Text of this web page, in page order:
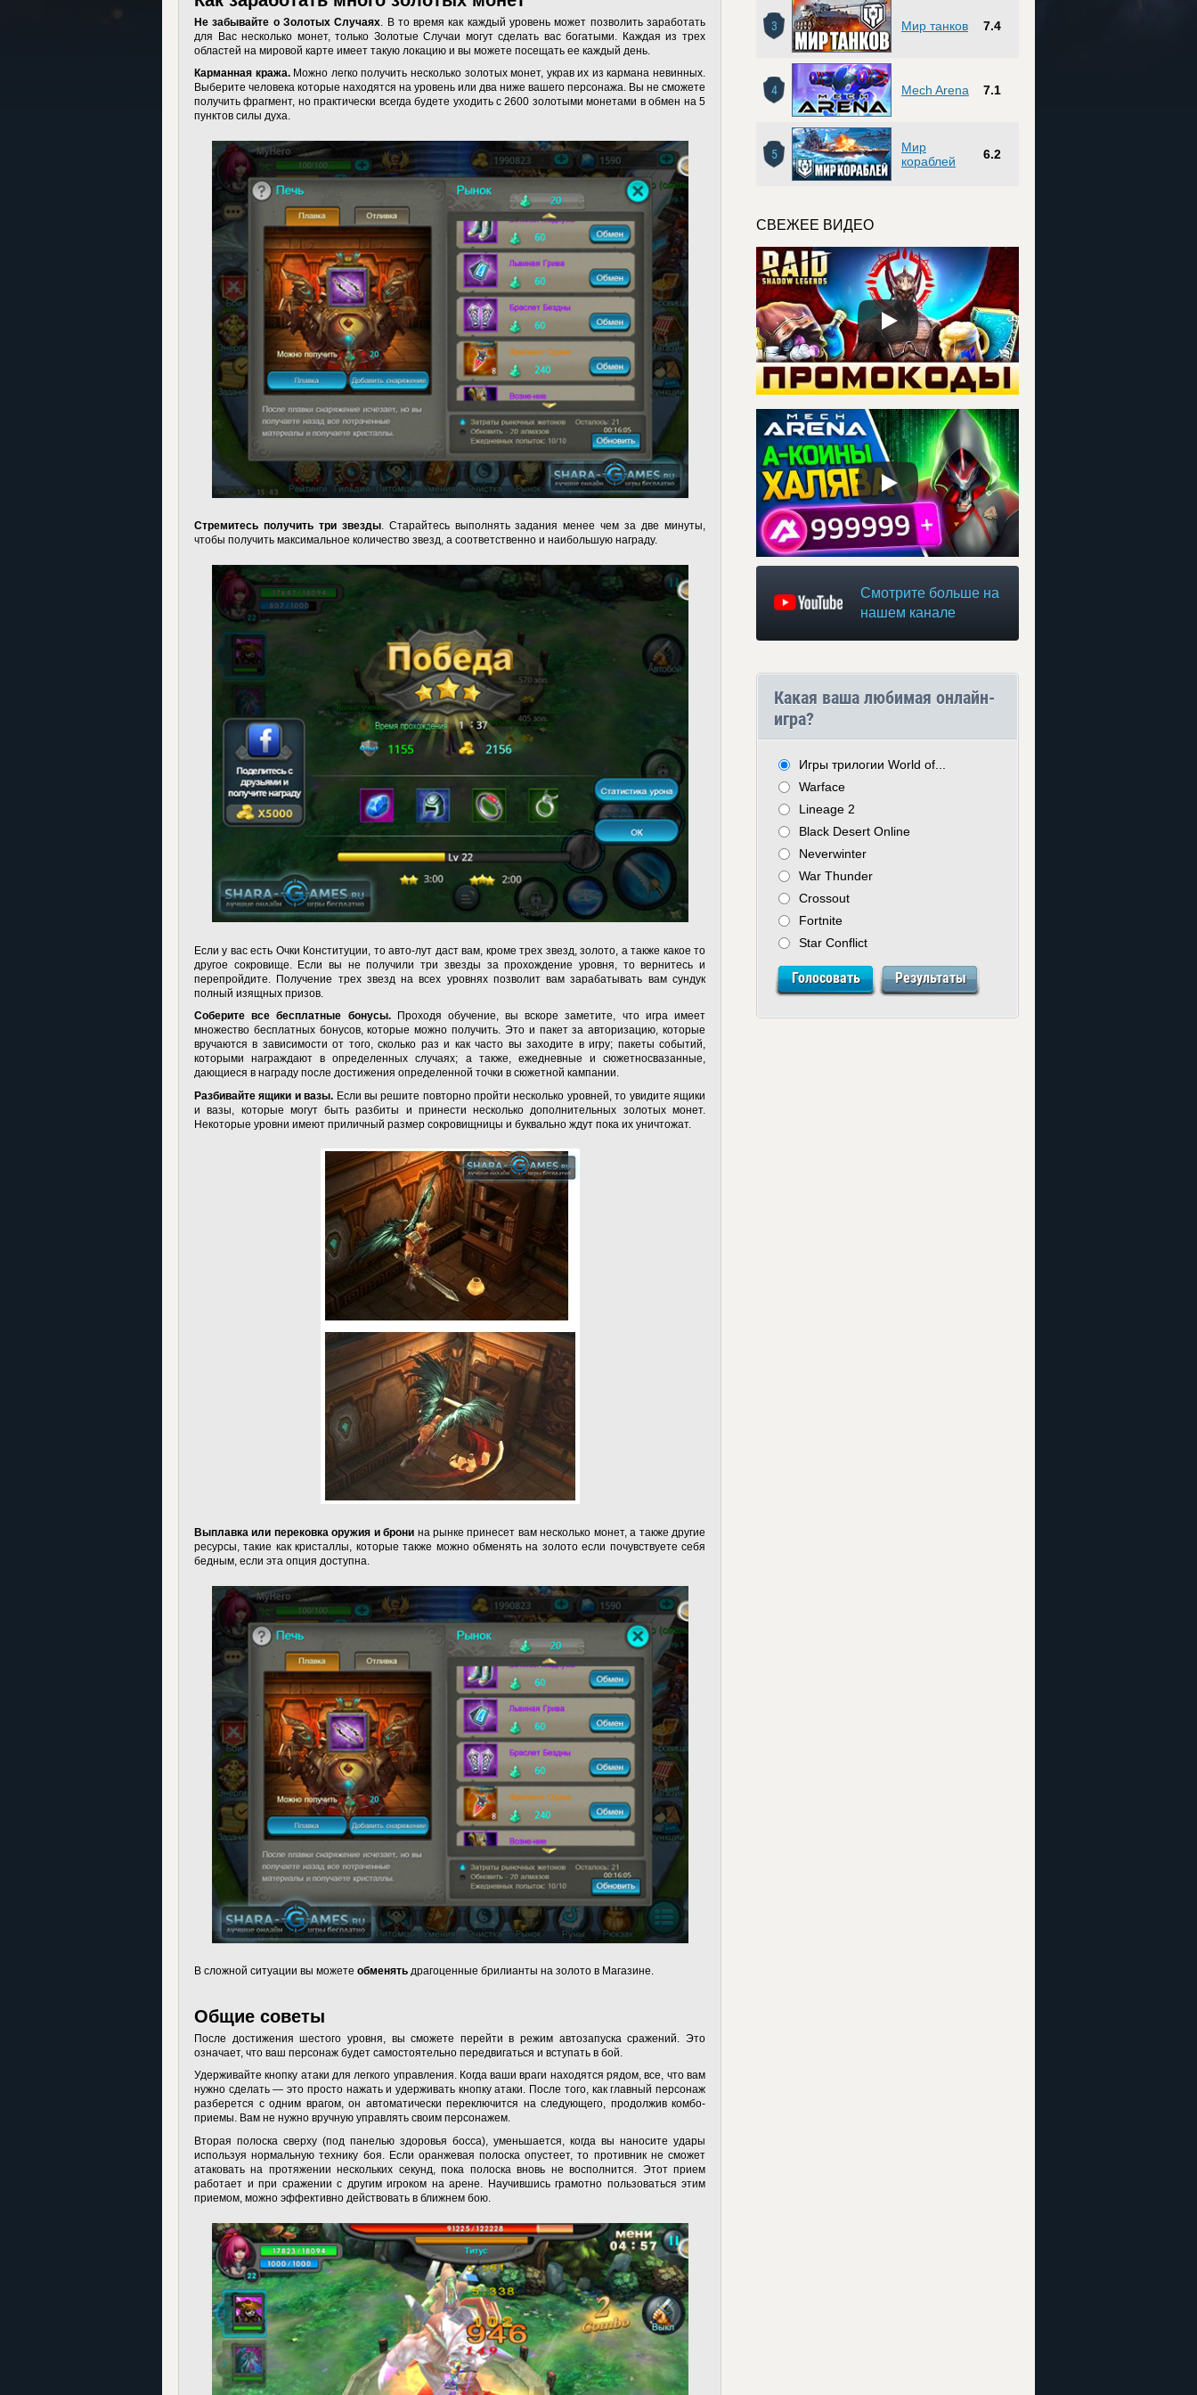
Не забывайте о Золотых Случаях . В то время как каждый уровень может позволить заработать
для Вас несколько монет, только Золотые Случаи могут сделать вас богатыми. Каждая из трех
областей на мировой карте имеет такую локацию и вы можете посещать ее каждый день.
Карманная кража.Можно легко получить несколько золотых монет, украв их из кармана невинных.
Выберите человека которые находятся на уровень или два ниже вашего персонажа. Вы не сможете
получить фрагмент, но практически всегда будете уходить с 2600 золотыми монетами в обмен на 5
пунктов силы духа.
Стремитесь получить три звезды. Старайтесь выполнять задания менее чем за две минуты,
чтобы получить максимальное количество звезд, а соответственно и наибольшую награду.
Если у вас есть Очки Конституции, то авто-лут даст вам, кроме трех звезд, золото, а также какое то
другое сокровище. Если вы не получили три звезды за прохождение уровня, то вернитесь и
перепройдите. Получение трех звезд на всех уровнях позволит вам зарабатывать вам сундук
полный изящных призов.
Соберите все бесплатные бонусы.Проходя обучение, вы вскоре заметите, что игра имеет
множество бесплатных бонусов, которые можно получить. Это и пакет за авторизацию, которые
вручаются в зависимости от того, сколько раз и как часто вы заходите в игру; пакеты событий,
которыми награждают в определенных случаях; а также, ежедневные и сюжетносвазанные,
дающиеся в награду после достижения определенной точки в сюжетной кампании.
Разбивайте ящики и вазы. Если вы решите повторно пройти несколько уровней, то увидите ящики
и вазы, которые могут быть разбиты и принести несколько дополнительных золотых монет.
Некоторые уровни имеют приличный размер сокровищницы и буквально ждут пока их уничтожат.
Выплавка или перековка оружия и брони на рынке принесет вам несколько монет, а также другие
ресурсы, такие как кристаллы, которые также можно обменять на золото если почувствуете себя
бедным, если эта опция доступна.
В сложной ситуации вы можете обменять драгоценные брилианты на золото в Магазине.
Общие советы
После достижения шестого уровня, вы сможете перейти в режим автозапуска сражений. Это
означает, что ваш персонаж будет самостоятельно передвигаться и вступать в бой.
Удерживайте кнопку атаки для легкого управления. Когда ваши враги находятся рядом, все, что вам
нужно сделать — это просто нажать и удерживать кнопку атаки. После того, как главный персонаж
разберется с одним врагом, он автоматически переключится на следующего, продолжив комбо-
приемы. Вам не нужно вручную управлять своим персонажем.
Вторая полоска сверху (под панелью здоровья босса), уменьшается, когда вы наносите удары
используя нормальную технику боя. Если оранжевая полоска опустеет, то противник не сможет
атаковать на протяжении нескольких секунд, пока полоска вновь не восполнится. Этот прием
работает и при сражении с другим игроком на арене. Научившись грамотно пользоваться этим
приемом, можно эффективно действовать в ближнем бою.
3 Мир танков 7.4
4 Mech Arena 7.1
5
Мир
кораблей
6.2
СВЕЖЕЕ ВИДЕО
Смотрите больше на
нашем канале
Какая ваша любимая онлайн-
игра?
Игры трилогии World of...
Warface
Lineage 2
Black Desert Online
Neverwinter
War Thunder
Crossout
Fortnite
Star Conflict